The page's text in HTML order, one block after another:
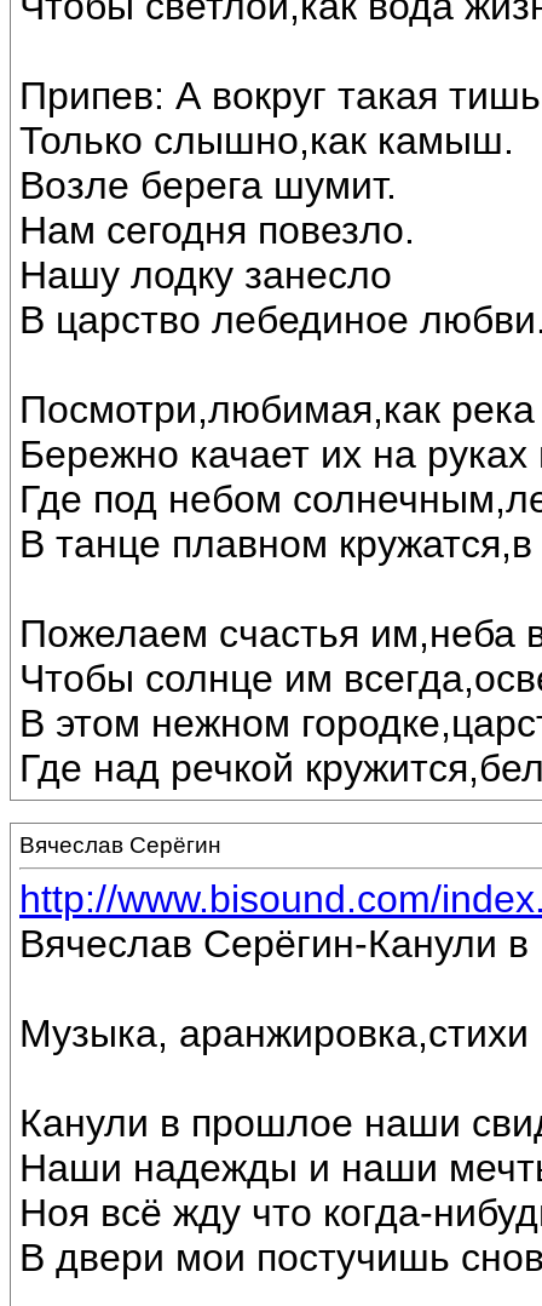
Припев: А вокруг такая
Только слышно,как камыш.
Возле берега шумит.
Нам сегодня повезло.
Нашу лодку занесло
В царство лебединое
Посмотри,любимая,как река
Бережно качает их на
Где под небом
В танце плавном
Пожелаем счастья им,неба
Чтобы солнце им
В этом нежном
Где над речкой
Вячеслав Серёгин
http://www.bisound.com/
Вячеслав Серёгин-Канули
Музыка,
Канули в прошлое наши
Наши надежды и наши
Ноя всё жду что когда-
В двери мои постучишь